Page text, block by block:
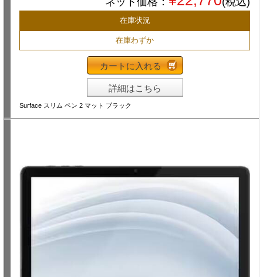
在庫状況
在庫わずか
カートに入れる
詳細はこちら
Surface スリム ペン 2 マット ブラック